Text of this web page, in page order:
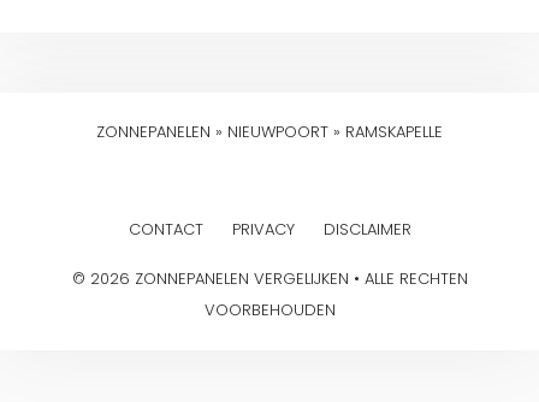
ZONNEPANELEN » NIEUWPOORT » RAMSKAPELLE
CONTACT PRIVACY DISCLAIMER
© 2026 ZONNEPANELEN VERGELIJKEN • ALLE RECHTEN
VOORBEHOUDEN